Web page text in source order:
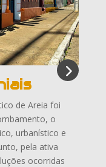
de Areia foi
o
urbanístico e
pela ativa
ocorridas